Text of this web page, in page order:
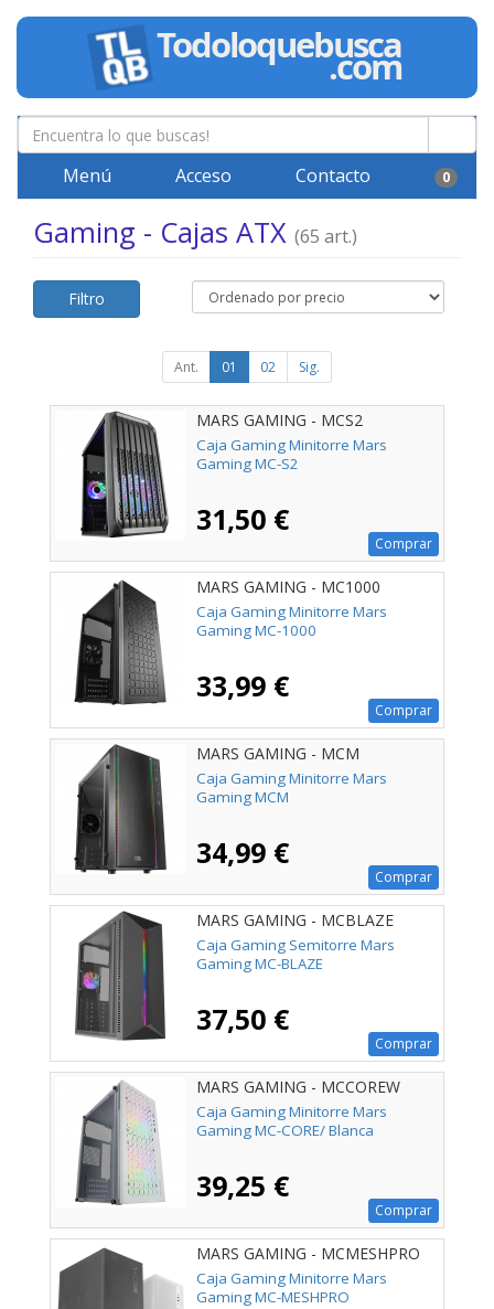
Menú Acceso Contacto 0
Gaming - Cajas ATX (65 art.)
Filtro
Ant. 01 02 Sig.
MARS GAMING - MCS2
Caja Gaming Minitorre Mars
Gaming MC-S2
31,50 €
Comprar
MARS GAMING - MC1000
Caja Gaming Minitorre Mars
Gaming MC-1000
33,99 €
Comprar
MARS GAMING - MCM
Caja Gaming Minitorre Mars
Gaming MCM
34,99 €
Comprar
MARS GAMING - MCBLAZE
Caja Gaming Semitorre Mars
Gaming MC-BLAZE
37,50 €
Comprar
MARS GAMING - MCCOREW
Caja Gaming Minitorre Mars
Gaming MC-CORE/ Blanca
39,25 €
Comprar
MARS GAMING - MCMESHPRO
Caja Gaming Minitorre Mars
Gaming MC-MESHPRO